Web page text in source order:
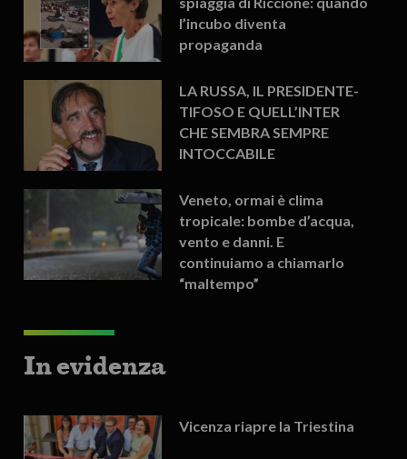
l’incubo diventa
propaganda
LA RUSSA, IL PRESIDENTE-
TIFOSO E QUELL’INTER
CHE SEMBRA SEMPRE
INTOCCABILE
Veneto, ormai è clima
tropicale: bombe d’acqua,
vento e danni. E
continuiamo a chiamarlo
“maltempo”
In evidenza
Vicenza riapre la Triestina